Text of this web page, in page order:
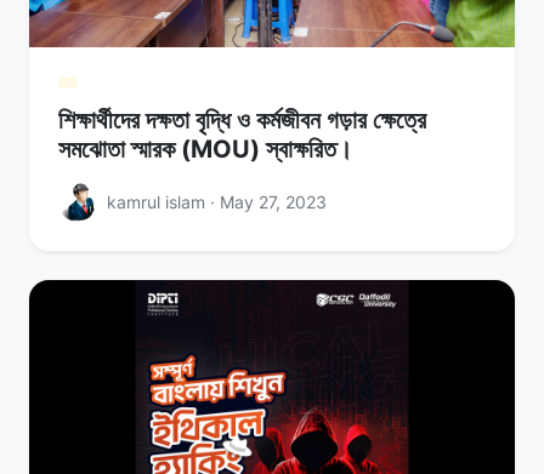
শিক্ষার্থীদের দক্ষতা বৃদ্ধি ও কর্মজীবন গড়ার ক্ষেত্রে
সমঝোতা স্মারক (MOU) স্বাক্ষরিত।
kamrul islam · May 27, 2023